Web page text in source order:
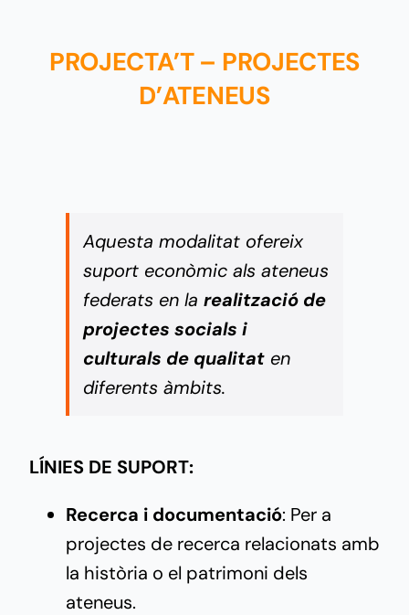
PROJECTA’T – PROJECTES
D’ATENEUS
Aquesta modalitat ofereix
suport econòmic als ateneus
federats en la realització de
projectes socials i
culturals de qualitaten
diferents àmbits.
LÍNIES DE SUPORT:
Recerca i documentació: Per a
projectes de recerca relacionats amb
la història o el patrimoni dels
ateneus.